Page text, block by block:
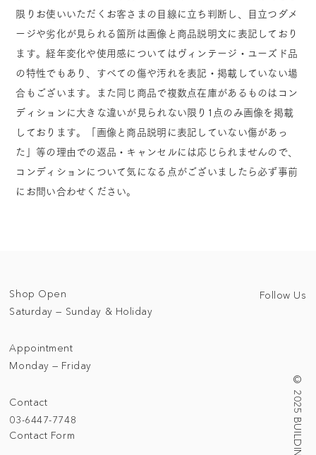
限りお使いいただくお客さまの目線に立ち判断し、目立つダメ
ージや劣化が見られる箇所は画像と商品説明文に表記しており
ます。経年変化や使用感についてはヴィンテージ・ユーズド品
の特性でもあり、すべての傷や汚れを表記・掲載していない場
合もございます。また同じ商品で複数点在庫があるものはコン
ディションに大きな違いが見られない限り1点のみ画像を掲載
しております。「画像と商品説明に表記していない傷があっ
た」等の理由での返品・キャンセルには応じられませんので、
コンディションについて気になる点がございましたら必ず事前
にお問い合わせください。
Contact
03-6447-7748
Contact Form
Shop Open
Saturday — Sunday & Holiday
Appointment
Monday — Friday
Follow Us